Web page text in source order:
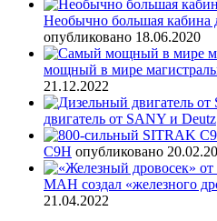
Необычно большая кабина
опубликовано 18.06.2020
мощный в мире
21.12.2022
двигатель от SANY и Deutz
C9H опубликовано
МАН создал «железного
21.04.2022